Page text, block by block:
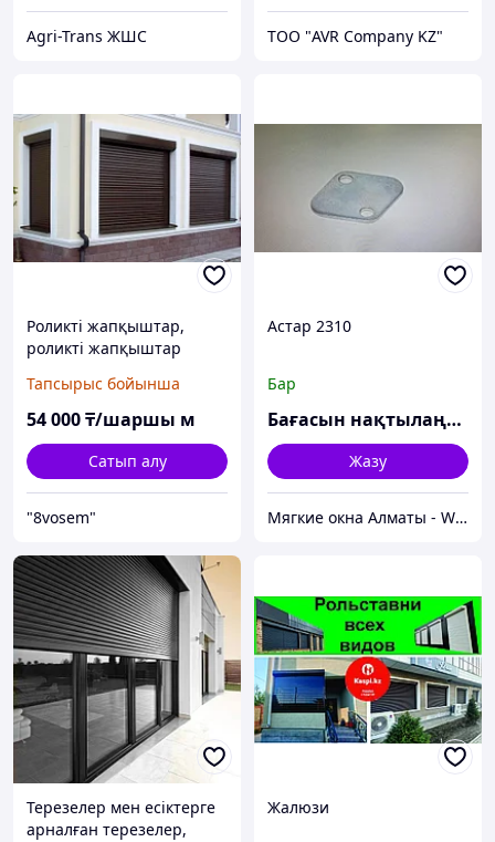
Agri-Trans ЖШС ТОО "AVR Company KZ"
Роликті жапқыштар,
роликті жапқыштар
Тапсырыс бойынша
54 000₸/шаршы м
Сатып алу
"8vosem"
Астар 2310
Бар
Бағасын нақтылаңыз
Жазу
Мягкие окна Алматы - Windflex
Терезелер мен есіктерге
арналған терезелер,
Жалюзи